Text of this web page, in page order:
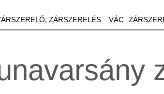
ZÁRSZERELÉS – VÁC